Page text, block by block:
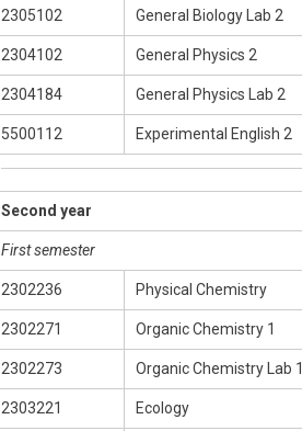
2305102 General Biology Lab 2
2304102 General Physics 2
2304184 General Physics Lab 2
5500112 Experimental English 2
Second year
First semester
2302236 Physical Chemistry
2302271 Organic Chemistry 1
2302273 Organic Chemistry Lab 1
2303221 Ecology